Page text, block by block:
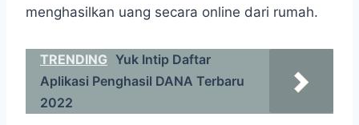
menghasilkan uang secara online dari rumah.
TRENDING Yuk Intip Daftar
Aplikasi Penghasil DANA Terbaru
2022